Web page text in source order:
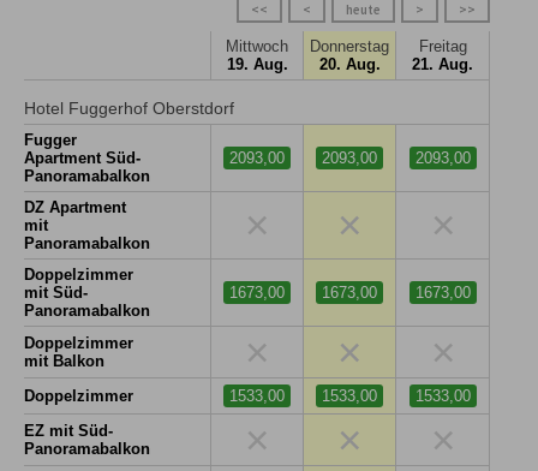
>>
>
heute
<
<<
Mittwoch
19. Aug.
Donnerstag
20. Aug.
Freitag
21. Aug.
Hotel Fuggerhof Oberstdorf
Fugger
Apartment Süd-
Panoramabalkon
2093,00 2093,00 2093,00
DZ Apartment
mit
Panoramabalkon
× × ×
Doppelzimmer
mit Süd-
Panoramabalkon
1673,00 1673,00 1673,00
Doppelzimmer
mit Balkon
× × ×
Doppelzimmer 1533,00 1533,00
1533,00
EZ mit Süd-
Panoramabalkon
× × ×